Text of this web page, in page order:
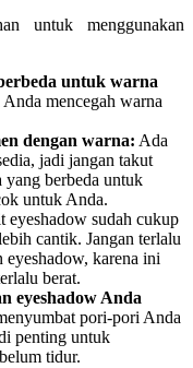
untuk menggunakan
untuk warna
mencegah warna
dengan warna: Ada
jadi jangan takut
yang berbeda untuk
untuk Anda.
eyeshadow sudah cukup
cantik. Jangan terlalu
eyeshadow, karena ini
berat.
eyeshadow Anda
pori-pori Anda
penting untuk
tidur.